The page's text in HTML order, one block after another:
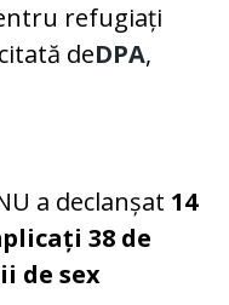
refugiați
deDPA,
a declanșat 14
38 de
de sex